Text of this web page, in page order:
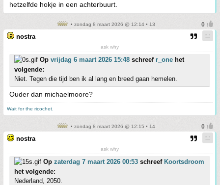
hetzelfde hokje in een achterbuurt.
• zondag 8 maart 2026 @ 12:14 • 13
nostra
ask why
Op vrijdag 6 maart 2026 15:48 schreef r_one het
volgende:
Niet. Tegen die tijd ben ik al lang en breed gaan hemelen.
Ouder dan michaelmoore?
Wait for the ricochet.
• zondag 8 maart 2026 @ 12:15 • 14
nostra
ask why
Op zaterdag 7 maart 2026 00:53 schreef Koortsdroom
het volgende:
Nederland, 2050.